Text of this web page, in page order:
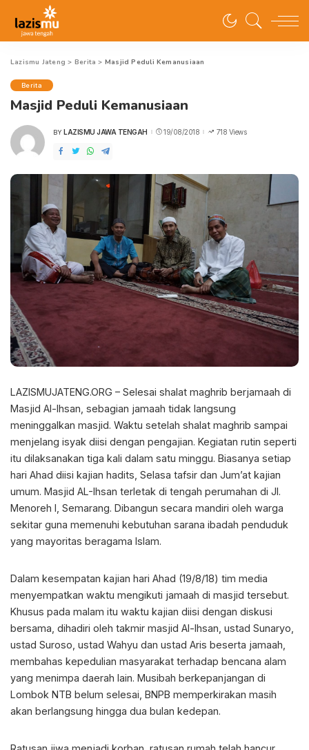
Lazismu Jateng > Berita > Masjid Peduli Kemanusiaan
Berita
Masjid Peduli Kemanusiaan
POSTED
BY LAZISMU JAWA TENGAH 19/08/2018 718 Views
LAZISMUJATENG.ORG – Selesai shalat maghrib berjamaah di
Masjid Al-Ihsan, sebagian jamaah tidak langsung
meninggalkan masjid. Waktu setelah shalat maghrib sampai
menjelang isyak diisi dengan pengajian. Kegiatan rutin seperti
itu dilaksanakan tiga kali dalam satu minggu. Biasanya setiap
hari Ahad diisi kajian hadits, Selasa tafsir dan Jum’at kajian
umum. Masjid AL-Ihsan terletak di tengah perumahan di Jl.
Menoreh I, Semarang. Dibangun secara mandiri oleh warga
sekitar guna memenuhi kebutuhan sarana ibadah penduduk
yang mayoritas beragama Islam.
Dalam kesempatan kajian hari Ahad (19/8/18) tim media
menyempatkan waktu mengikuti jamaah di masjid tersebut.
Khusus pada malam itu waktu kajian diisi dengan diskusi
bersama, dihadiri oleh takmir masjid Al-Ihsan, ustad Sunaryo,
ustad Suroso, ustad Wahyu dan ustad Aris beserta jamaah,
membahas kepedulian masyarakat terhadap bencana alam
yang menimpa daerah lain. Musibah berkepanjangan di
Lombok NTB belum selesai, BNPB memperkirakan masih
akan berlangsung hingga dua bulan kedepan.